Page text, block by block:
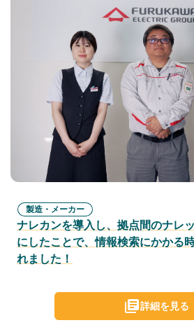
製造・メーカー
ナレカンを導入し、拠点間のナレ
にしたことで、情報検索にかかる
れました！
詳細を見る